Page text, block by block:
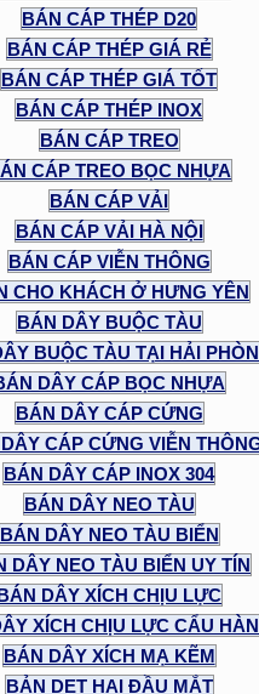
BÁN CÁP THÉP D20
BÁN CÁP THÉP GIÁ RẺ
BÁN CÁP THÉP GIÁ TỐT
BÁN CÁP THÉP INOX
BÁN CÁP TREO
CÁP TREO BỌC NHỰA
BÁN CÁP VẢI
BÁN CÁP VẢI HÀ NỘI
BÁN CÁP VIỄN THÔNG
CHO KHÁCH Ở HƯNG YÊN
BÁN DÂY BUỘC TÀU
BUỘC TÀU TẠI HẢI
DÂY CÁP BỌC NHỰA
BÁN DÂY CÁP CỨNG
CÁP CỨNG VIỄN
BÁN DÂY CÁP INOX 304
BÁN DÂY NEO TÀU
BÁN DÂY NEO TÀU BIỂN
DÂY NEO TÀU BIỂN UY TÍN
DÂY XÍCH CHỊU LỰC
XÍCH CHỊU LỰC CẨU
BÁN DÂY XÍCH MẠ KẼM
BẢN DẸT HAI ĐẦU MẮT